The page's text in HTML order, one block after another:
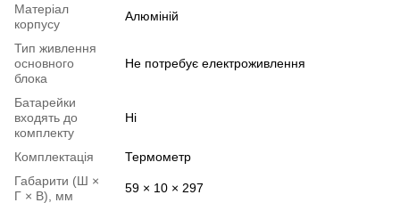
Матеріал
корпусу
Алюміній
Тип живлення
основного
блока
Не потребує електроживлення
Батарейки
входять до
комплекту
Ні
Комплектація
Термометр
Габарити (Ш ×
Г × В), мм
59 × 10 × 297